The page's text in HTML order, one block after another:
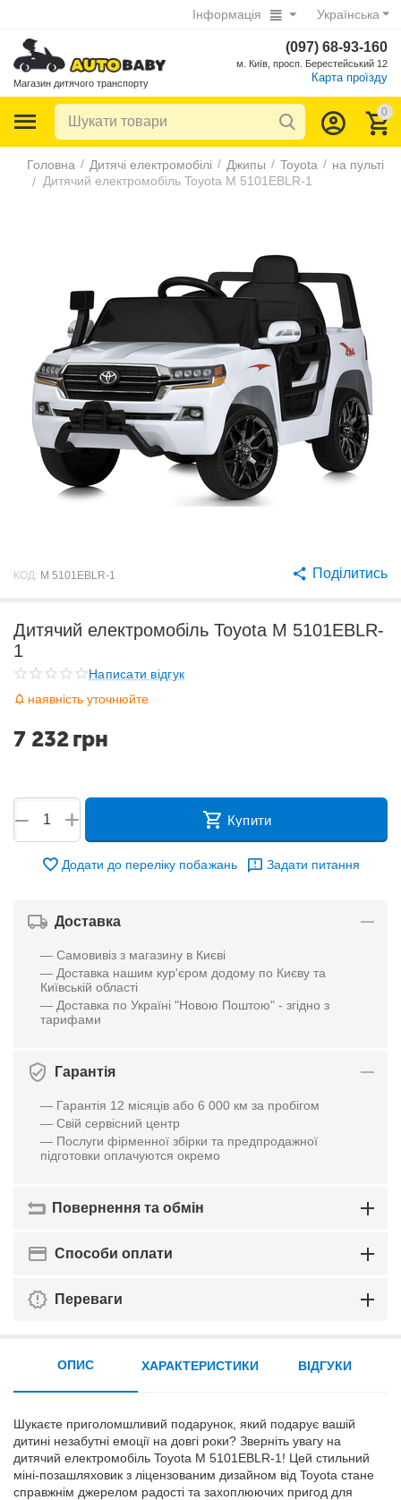
Українська
Інформація
Магазин дитячого транспорту
(097) 68-93-160
м. Київ, просп. Берестейський 12
Карта проїзду
0
Головна / Дитячі електромобілі / Джипы / Toyota / на пульті
/ Дитячий електромобіль Toyota M 5101EBLR-1
КОД: M 5101EBLR-1 Поділитись
Дитячий електромобіль Toyota M 5101EBLR-
1
Написати відгук
наявність уточнюйте
7 232грн
+
− Купити
Додати до переліку побажань Задати питання
Доставка
— Самовивіз з магазину в Києві
— Доставка нашим кур'єром додому по Києву та
Київській області
— Доставка по Україні "Новою Поштою" - згідно з
тарифами
Гарантія
— Гарантія 12 місяців або 6 000 км за пробігом
— Свій сервісний центр
— Послуги фірменної збірки та предпродажної
підготовки оплачуются окремо
Повернення та обмін
Способи оплати
Переваги
ОПИС
Шукаєте приголомшливий подарунок, який подарує вашій
дитині незабутні емоції на довгі роки? Зверніть увагу на
дитячий електромобіль Toyota M 5101EBLR-1! Цей стильний
міні-позашляховик з ліцензованим дизайном від Toyota стане
справжнім джерелом радості та захоплюючих пригод для
ХАРАКТЕРИСТИКИ ВІДГУКИ